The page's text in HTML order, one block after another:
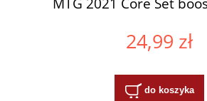
24,99 zł
do koszyka